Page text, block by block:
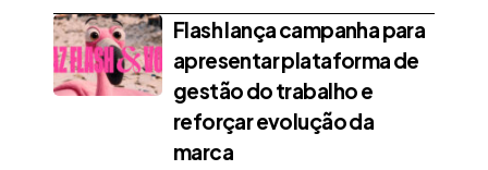
Flash lança campanha para
apresentar plataforma de
gestão do trabalho e
reforçar evolução da
marca